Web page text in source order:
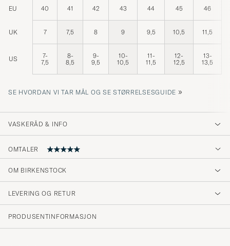
EU 40 41 42 43 44 45 46
UK 7 7,5 8 9 9,5 10,5 11,5
US
7-
7,5
8-
8,5
9-
9,5
10-
10,5
11-
11,5
12-
12,5
13-
13,5
SE HVORDAN VI TAR MÅL OG SE STØRRELSESGUIDE »
VASKERÅD & INFO
OMTALER
Kvalitet, dock stora storlekar.
ÖRJAN S KJØPTE PÅ CAREOFCARL.SE
OM BIRKENSTOCK
LEVERING OG RETUR
PRODUSENTINFORMASJON